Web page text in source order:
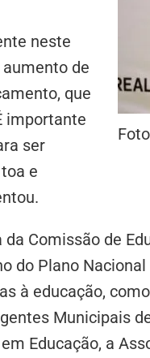
neste
de
que
importante
ser
e
Comissão de
do Plano
à educação,
Municipais
Educação, a